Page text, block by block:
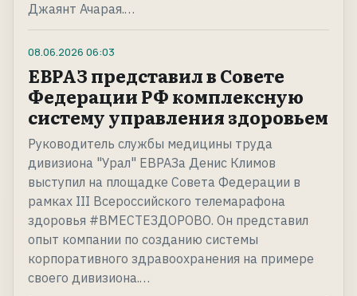
Джаянт Ачарая.…
08.06.2026 06:03
ЕВРАЗ представил в Совете
Федерации РФ комплексную
систему управления здоровьем
Руководитель службы медицины труда
дивизиона "Урал" ЕВРАЗа Денис Климов
выступил на площадке Совета Федерации в
рамках III Всероссийского телемарафона
здоровья #ВМЕСТЕЗДОРОВО. Он представил
опыт компании по созданию системы
корпоративного здравоохранения на примере
своего дивизиона.…